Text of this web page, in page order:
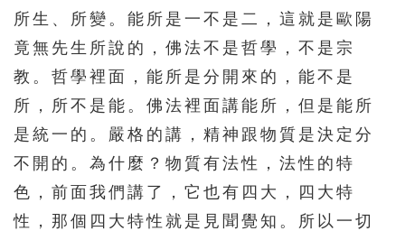
所生、所變。能所是一不是二，這就是歐陽
竟無先生所說的，佛法不是哲學，不是宗
教。哲學裡面，能所是分開來的，能不是
所，所不是能。佛法裡面講能所，但是能所
是統一的。嚴格的講，精神跟物質是決定分
不開的。為什麼？物質有法性，法性的特
色，前面我們講了，它也有四大，四大特
性，那個四大特性就是見聞覺知。所以一切